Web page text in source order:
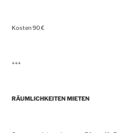
Kosten 90 €
+++
RÄUMLICHKEITEN MIETEN